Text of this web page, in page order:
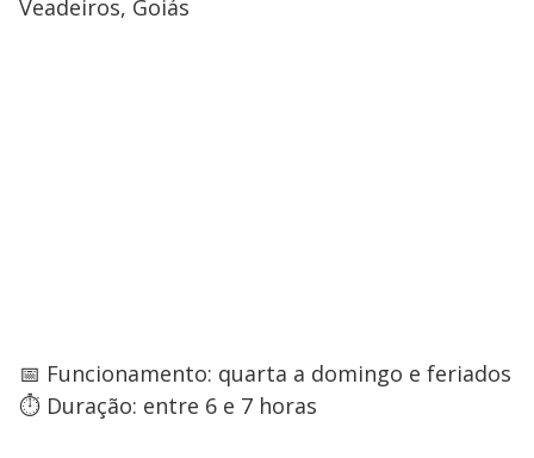
Veadeiros, Goiás
📅 Funcionamento: quarta a domingo e feriados
⏱️ Duração: entre 6 e 7 horas